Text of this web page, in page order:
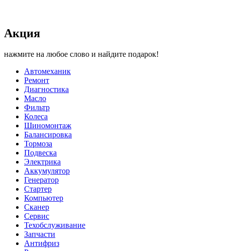
Акция
нажмите на любое слово и найдите подарок!
Автомеханик
Ремонт
Диагностика
Масло
Фильтр
Колеса
Шиномонтаж
Балансировка
Тормоза
Подвеска
Электрика
Аккумулятор
Генератор
Стартер
Компьютер
Сканер
Сервис
Техобслуживание
Запчасти
Антифриз